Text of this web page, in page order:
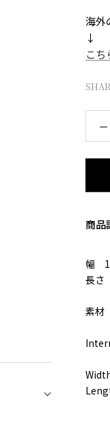
海外
↓
こち
商品
幅
長さ
素